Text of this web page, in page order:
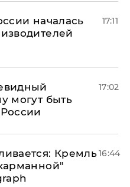
началась
17:11
могут быть
17:02
Кремль16:44